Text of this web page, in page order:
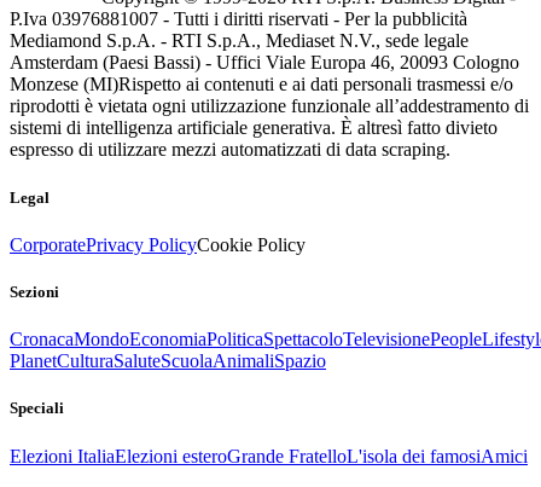
P.Iva 03976881007 - Tutti i diritti riservati - Per la pubblicità
Mediamond S.p.A. - RTI S.p.A., Mediaset N.V., sede legale
Amsterdam (Paesi Bassi) - Uffici Viale Europa 46, 20093 Cologno
Monzese (MI)Rispetto ai contenuti e ai dati personali trasmessi e/o
riprodotti è vietata ogni utilizzazione funzionale all’addestramento di
sistemi di intelligenza artificiale generativa. È altresì fatto divieto
espresso di utilizzare mezzi automatizzati di data scraping.
Legal
CorporatePrivacy PolicyCookie Policy
Sezioni
CronacaMondoEconomiaPoliticaSpettacoloTelevisionePeople
PlanetCulturaSaluteScuolaAnimaliSpazio
Speciali
Elezioni ItaliaElezioni esteroGrande FratelloL'isola dei famosiAmici